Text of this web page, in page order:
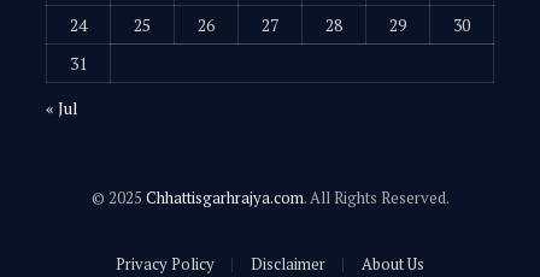
24
25 26 27 28 29
30
31
« Jul
© 2025 Chhattisgarhrajya.com. All Rights Reserved.
Privacy Policy Disclaimer About Us